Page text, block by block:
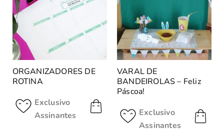
ORGANIZADORES DE
ROTINA
Exclusivo
Assinantes
VARAL DE
BANDEIROLAS – Feliz
Páscoa!
Exclusivo
Assinantes